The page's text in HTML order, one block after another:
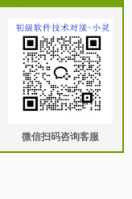
微信扫码咨询客服